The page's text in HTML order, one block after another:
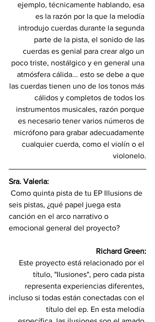
ejemplo, técnicamente hablando, esa
es la razón por la que la melodía
introdujo cuerdas durante la segunda
parte de la pista, el sonido de las
cuerdas es genial para crear algo un
poco triste, nostálgico y en general una
atmósfera cálida... esto se debe a que
las cuerdas tienen uno de los tonos más
cálidos y completos de todos los
instrumentos musicales, razón porque
es necesario tener varios números de
micrófono para grabar adecuadamente
cualquier cuerda, como el violín o el
violonelo.
Sra. Valeria:
seis pistas, ¿qué papel juega esta
canción en el arco narrativo o
emocional general del proyecto?
Richard Green:
Este proyecto está relacionado por el
título, "Ilusiones", pero cada pista
representa experiencias diferentes,
incluso si todas están conectadas con el
título del ep. En esta melodía